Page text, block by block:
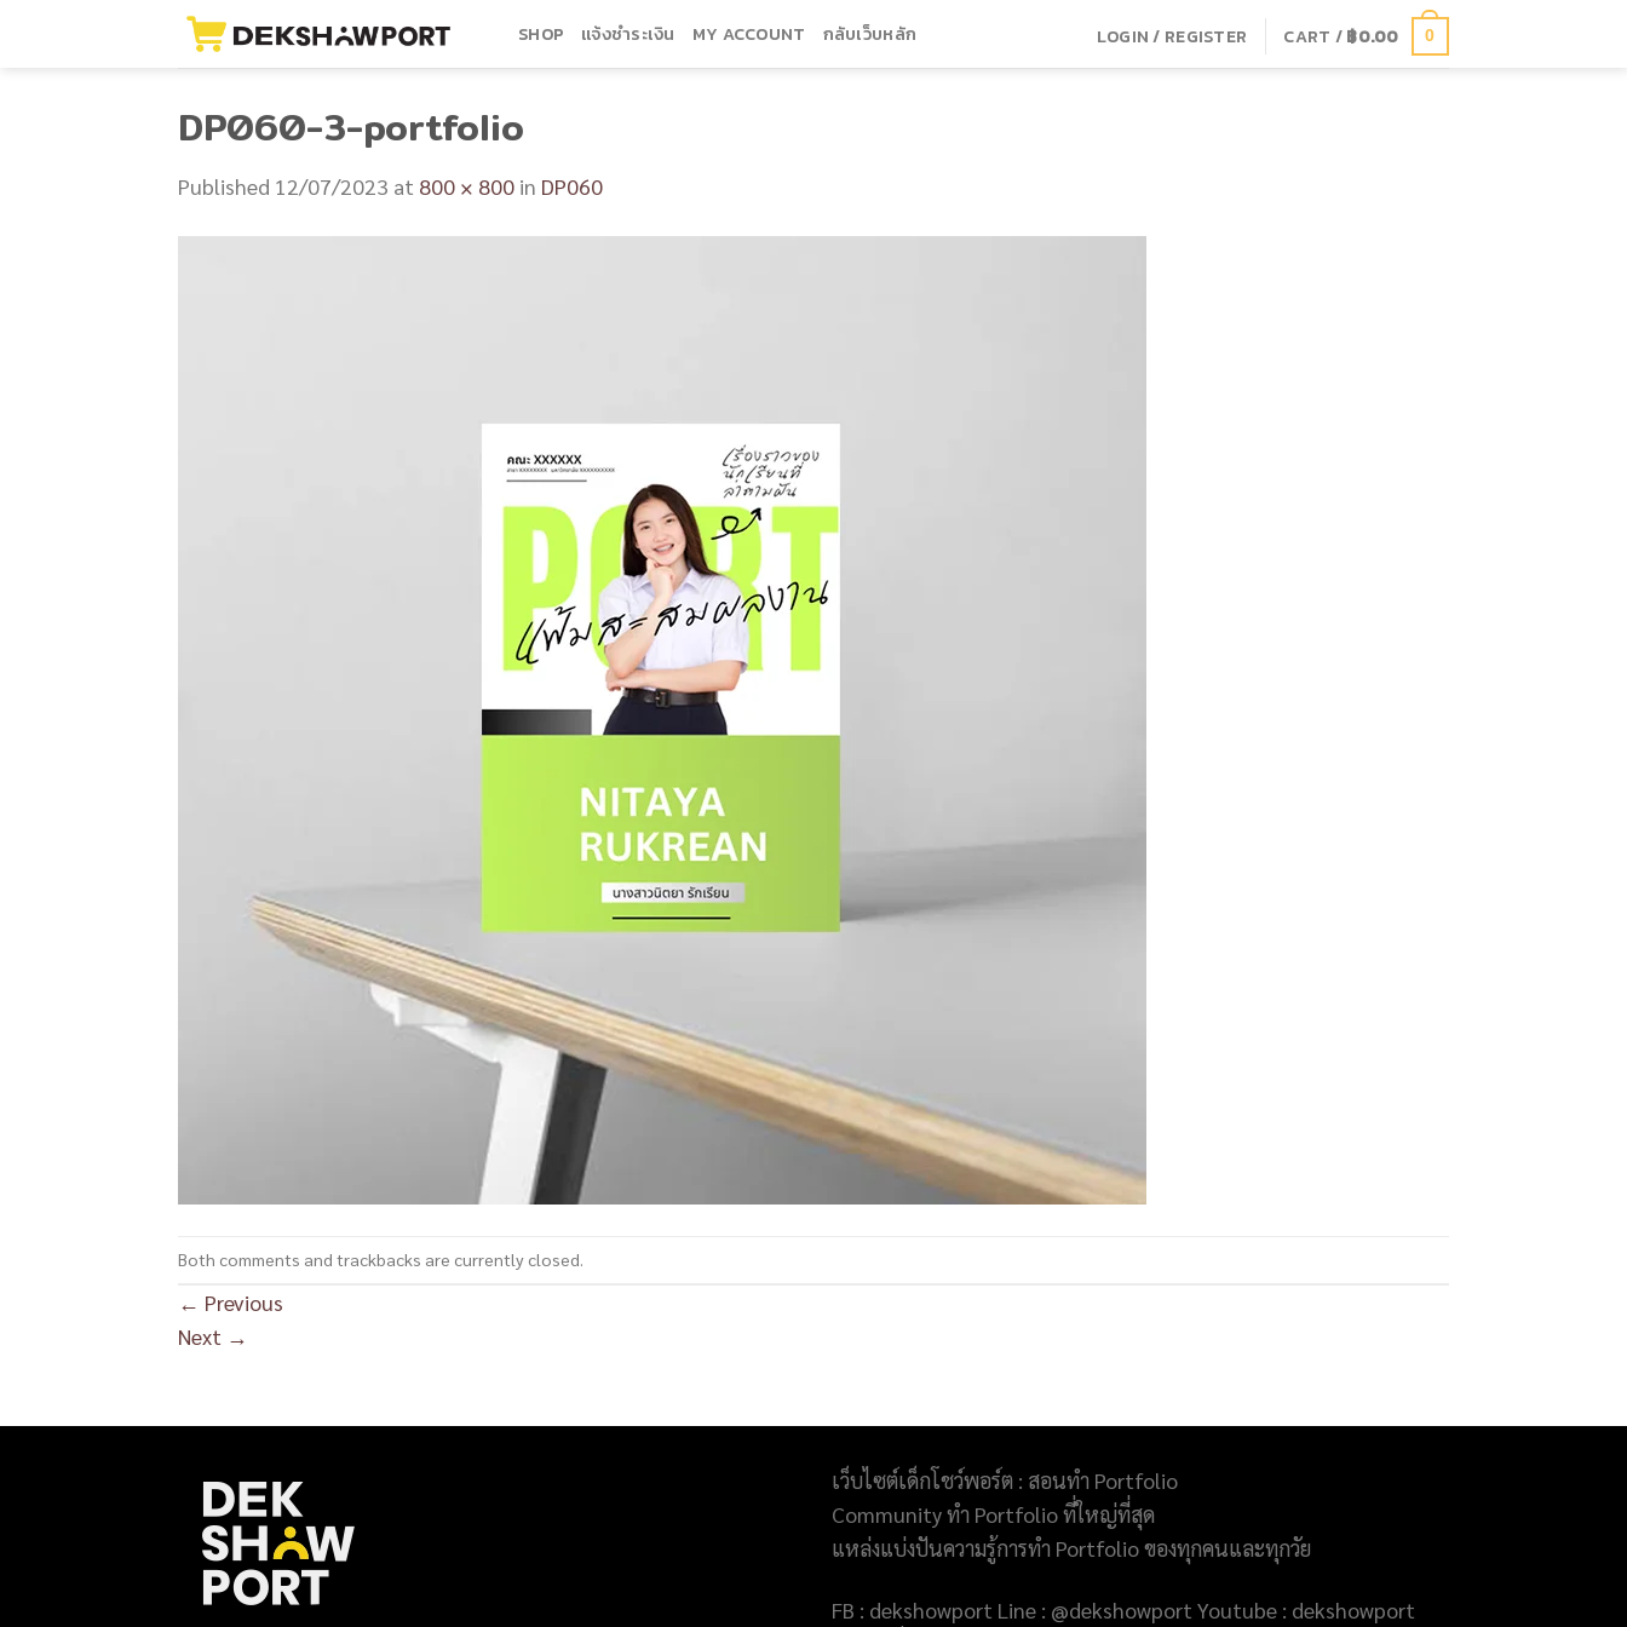
SHOP แจ้งชำระเงิน MY ACCOUNT กลับเว็บหลัก LOGIN / REGISTER CART /฿0.00 0
DP060-3-portfolio
Published 12/07/2023 at 800 × 800 in DP060
Both comments and trackbacks are currently closed.
← Previous
Next →
เว็บไซต์เด็กโชว์พอร์ต : สอนทำ Portfolio
Community ทำ Portfolio ที่ใหญ่ที่สุด
แหล่งแบ่งปันความรู้การทำ Portfolio ของทุกคนและทุกวัย
FB : dekshowport Line : @dekshowport Youtube : dekshowport